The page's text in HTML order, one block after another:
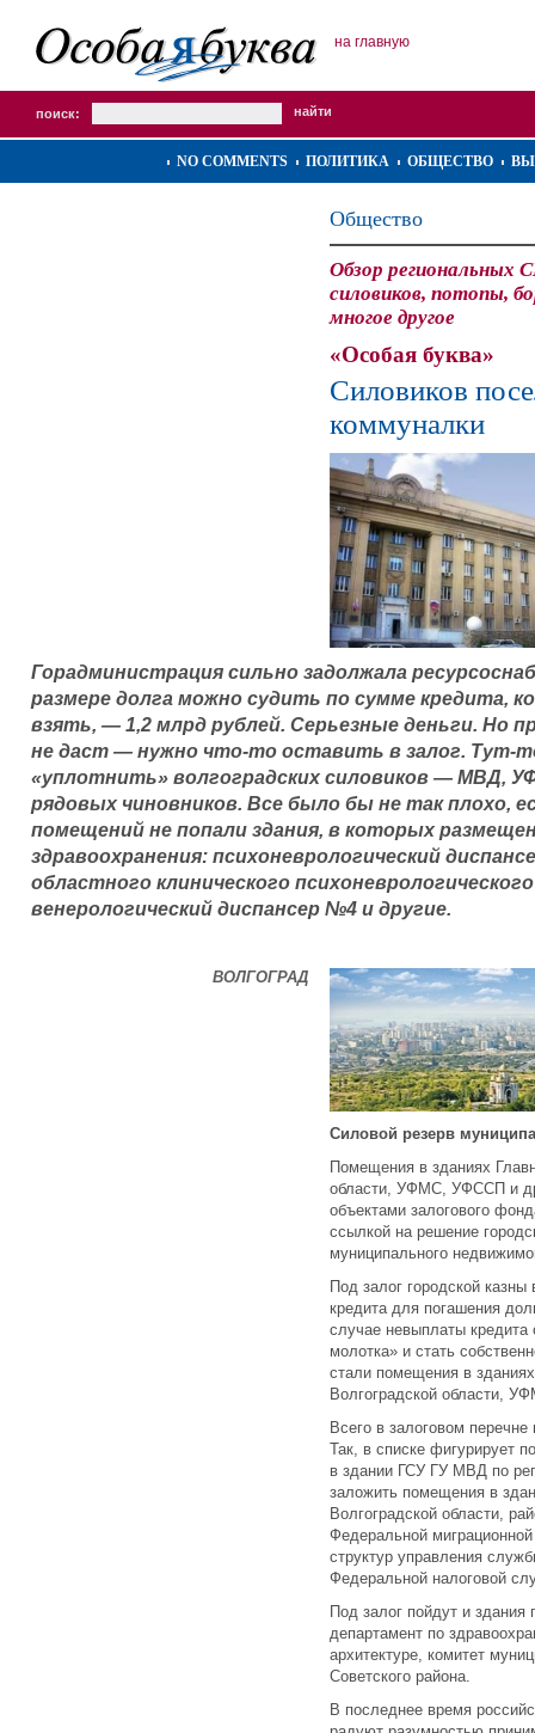
на главную
поиск:
NO COMMENTS ПОЛИТИКА ОБЩЕСТВО
Общество
Обзор региональных
силовиков, потопы,
многое другое
«Особая буква»
Силовиков
коммуналки
Горадминистрация сильно задолжала
размере долга можно судить по сумме кредита,
взять, — 1,2 млрд рублей. Серьезные деньги. Но
не даст — нужно что-то оставить в залог. Тут-
«уплотнить» волгоградских силовиков — МВД,
рядовых чиновников. Все было бы не так плохо,
помещений не попали здания, в которых
здравоохранения: психоневрологический
областного клинического
венерологический диспансер №4 и другие.
ВОЛГОГРАД
Силовой резерв
Помещения в зданиях
области, УФМС, УФССП и
объектами залогового
ссылкой на решение
муниципального
Под залог городской
кредита для погашения
случае невыплаты кредита
молотка» и стать
стали помещения в
Волгоградской области,
Всего в залоговом
Так, в списке фигурирует
в здании ГСУ ГУ МВД по
заложить помещения в
Волгоградской области,
Федеральной
структур управления
Федеральной налоговой
Под залог пойдут и здания
департамент по
архитектуре, комитет
Советского района.
В последнее время